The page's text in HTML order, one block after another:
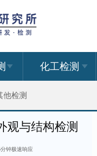
化工检测
他检测
观与结构检测
钟极速响应